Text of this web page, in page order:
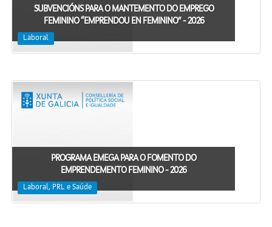
SUBVENCIÓNS PARA O MANTEMENTO DO EMPREGO
FEMININO “EMPRENDOU EN FEMININO” - 2026
Laboral
PROGRAMA EMEGA PARA O FOMENTO DO
EMPRENDEMENTO FEMININO - 2026
Laboral, PRL e Saúde